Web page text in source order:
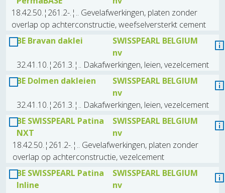
18.42.50.¦261.2-.¦.. Gevelafwerkingen, platen zonder
overlap op achterconstructie, weefselversterkt cement
BE Bravan daklei
SWISSPEARL BELGIUM
nv
32.41.10.¦261.3.¦.. Dakafwerkingen, leien, vezelcement
BE Dolmen dakleien
SWISSPEARL BELGIUM
nv
32.41.10.¦261.3.¦.. Dakafwerkingen, leien, vezelcement
BE SWISSPEARL Patina
NXT
SWISSPEARL BELGIUM
nv
18.42.50.¦261.2-.¦.. Gevelafwerkingen, platen zonder
overlap op achterconstructie, vezelcement
BE SWISSPEARL Patina
Inline
SWISSPEARL BELGIUM
nv